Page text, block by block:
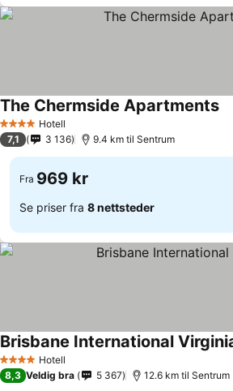
4 StjernerHotell
The Chermside Apartments
7,1 3 136 9.4 km til Sentrum
Fra 969 kr
Se priser fra 8 nettsteder
4 StjernerHotell
Brisbane International
8,3 Veldig bra 5 367 12.6 km til Sentrum